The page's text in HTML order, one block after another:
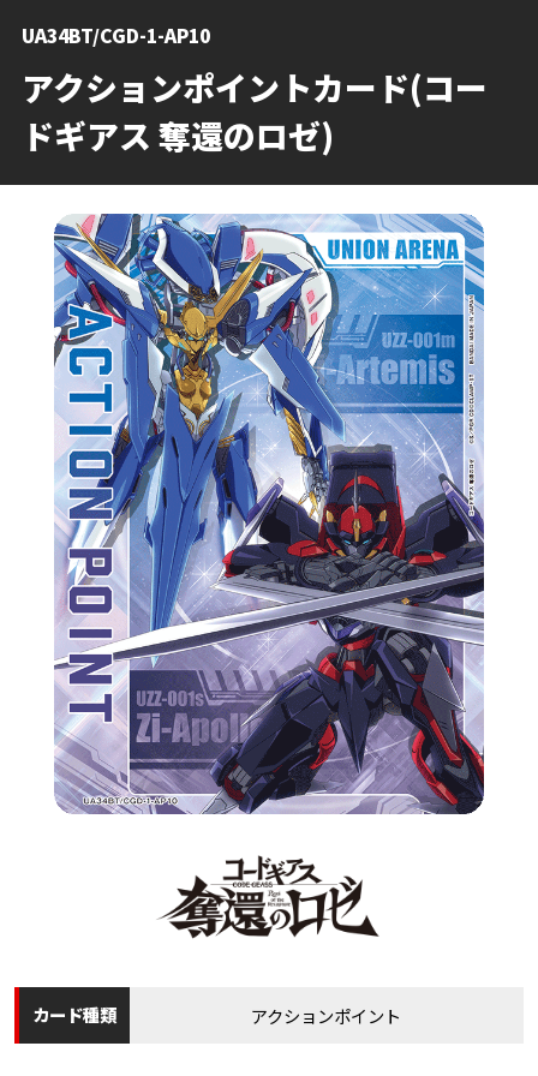
アクションポイントカード(コー
ドギアス 奪還のロゼ)
UA34BT/CGD-1-AP10
カード種類 アクションポイント